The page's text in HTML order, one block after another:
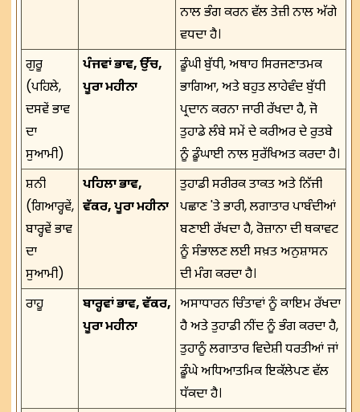
ਨਾਲ ਭੰਗ ਕਰਨ ਵੱਲ ਤੇਜ਼ੀ ਨਾਲ ਅੱਗੇ
ਵਧਦਾ ਹੈ।
ਗੁਰੂ
(ਪਹਿਲੇ,
ਦਸਵੇਂ ਭਾਵ
ਦਾ
ਸੁਆਮੀ)
ਪੰਜਵਾਂ ਭਾਵ, ਉੱਚ,
ਪੂਰਾ ਮਹੀਨਾ
ਡੂੰਘੀ ਬੁੱਧੀ, ਅਥਾਹ ਸਿਰਜਣਾਤਮਕ
ਭਾਗਿਆ, ਅਤੇ ਬਹੁਤ ਲਾਹੇਵੰਦ ਬੁੱਧੀ
ਪ੍ਰਦਾਨ ਕਰਨਾ ਜਾਰੀ ਰੱਖਦਾ ਹੈ, ਜੋ
ਤੁਹਾਡੇ ਲੰਬੇ ਸਮੇਂ ਦੇ ਕਰੀਅਰ ਦੇ ਰੁਤਬੇ
ਨੂੰ ਡੂੰਘਾਈ ਨਾਲ ਸੁਰੱਖਿਅਤ ਕਰਦਾ ਹੈ।
ਸ਼ਨੀ
(ਗਿਆਰ੍ਹਵੇਂ,
ਬਾਰ੍ਹਵੇਂ ਭਾਵ
ਦਾ
ਸੁਆਮੀ)
ਪਹਿਲਾ ਭਾਵ,
ਵੱਕਰ, ਪੂਰਾ ਮਹੀਨਾ
ਤੁਹਾਡੀ ਸਰੀਰਕ ਤਾਕਤ ਅਤੇ ਨਿੱਜੀ
ਪਛਾਣ 'ਤੇ ਭਾਰੀ, ਲਗਾਤਾਰ ਪਾਬੰਦੀਆਂ
ਬਣਾਈ ਰੱਖਦਾ ਹੈ, ਰੋਜ਼ਾਨਾ ਦੀ ਥਕਾਵਟ
ਨੂੰ ਸੰਭਾਲਣ ਲਈ ਸਖ਼ਤ ਅਨੁਸ਼ਾਸਨ
ਦੀ ਮੰਗ ਕਰਦਾ ਹੈ।
ਰਾਹੂ
ਬਾਰ੍ਹਵਾਂ ਭਾਵ, ਵੱਕਰ,
ਪੂਰਾ ਮਹੀਨਾ
ਅਸਾਧਾਰਨ ਚਿੰਤਾਵਾਂ ਨੂੰ ਕਾਇਮ ਰੱਖਦਾ
ਹੈ ਅਤੇ ਤੁਹਾਡੀ ਨੀਂਦ ਨੂੰ ਭੰਗ ਕਰਦਾ ਹੈ,
ਤੁਹਾਨੂੰ ਲਗਾਤਾਰ ਵਿਦੇਸ਼ੀ ਧਰਤੀਆਂ ਜਾਂ
ਡੂੰਘੇ ਅਧਿਆਤਮਿਕ ਇਕੱਲੇਪਣ ਵੱਲ
ਧੱਕਦਾ ਹੈ।